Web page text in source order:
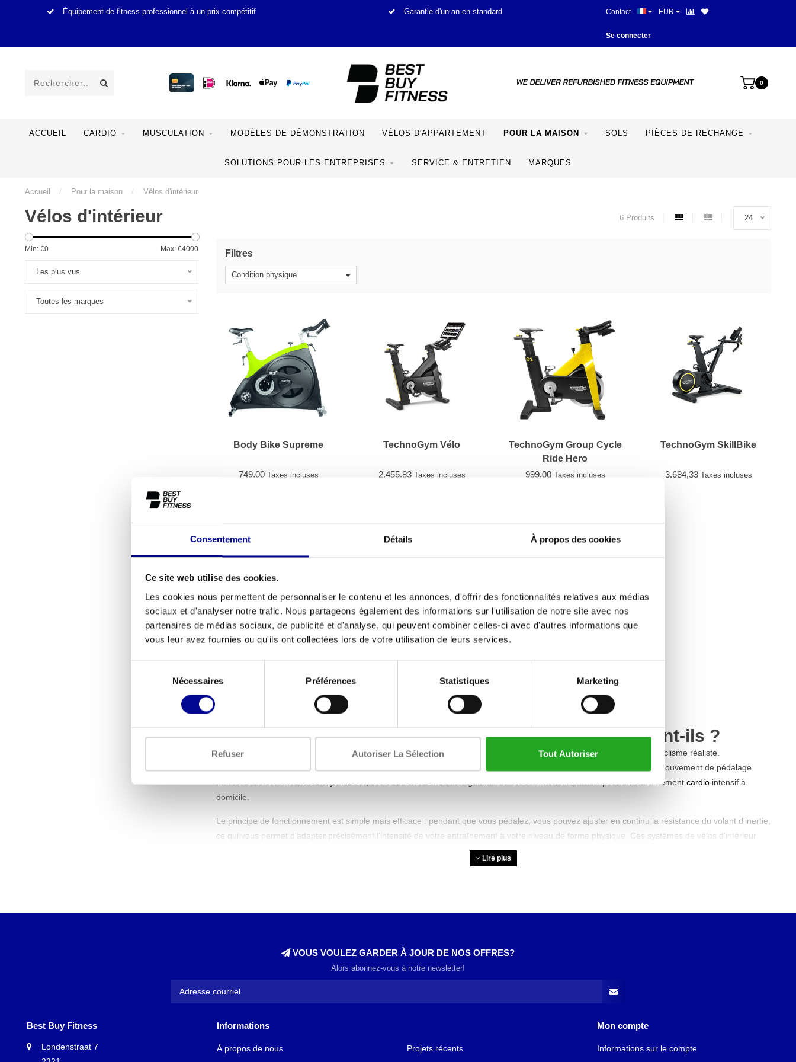
Consentement Détails À propos des cookies
Ce site web utilise des cookies.
Les cookies nous permettent de personnaliser le contenu et les annonces, d'offrir des fonctionnalités relatives aux médias
sociaux et d'analyser notre trafic. Nous partageons également des informations sur l'utilisation de notre site avec nos
partenaires de médias sociaux, de publicité et d'analyse, qui peuvent combiner celles-ci avec d'autres informations que
vous leur avez fournies ou qu'ils ont collectées lors de votre utilisation de leurs services.
consentement
Nécessaires Préférences Statistiques Marketing
Refuser Autoriser La Sélection Tout Autoriser
Équipement de fitness professionnel à un prix compétitif Garantie d'un an en standard Plus de 28 ans d'expérience
Contact EUR
Se connecter
0
ACCUEIL CARDIO MUSCULATION MODÈLES DE DÉMONSTRATION VÉLOS D'APPARTEMENT POUR LA MAISON SOLS PIÈCES DE RECHANGE
SOLUTIONS POUR LES ENTREPRISES SERVICE & ENTRETIEN MARQUES
Accueil / Pour la maison / Vélos d'intérieur
Vélos d'intérieur 6 Produits 24
Min: €0 Max: €4000
Les plus vus
Toutes les marques
Filtres
Condition physique
Body Bike Supreme
749,00 Taxes incluses
TechnoGym Vélo
2.455,83 Taxes incluses
TechnoGym Group Cycle
Ride Hero
999,00 Taxes incluses
TechnoGym SkillBike
3.684,33 Taxes incluses
Dare2Ride dare2ride fuego
1.0 home trainer intelligent
TechnoGym Group Cycle
Que sont les vélos d'intérieur et comment fonctionnent-ils ?
Les vélos d'intérieur sont des vélos stationnaires spécialisés, conçus spécifiquement pour simuler une expérience de cyclisme réaliste.
Contrairement aux vélos d'appartement ordinaires, les vélos d'intérieur utilisent un volant d'inertie lourd qui assure un mouvement de pédalage
naturel et fluide. Chez Best Buy Fitness , vous trouverez une vaste gamme de vélos d'intérieur parfaits pour un entraînement cardio intensif à
domicile.
Le principe de fonctionnement est simple mais efficace : pendant que vous pédalez, vous pouvez ajuster en continu la résistance du volant d'inertie,
ce qui vous permet d'adapter précisément l'intensité de votre entraînement à votre niveau de forme physique. Ces systèmes de vélos d'intérieur
sont conçus pour permettre différentes formes d'entraînement, des sorties de récupération légères aux simulations d'escalade intensives et aux
intervalles de sprint. Beaucoup de nos modèles professionnels sont équipés d'écrans interactifs qui affichent des images réalistes de parcours
cœur et vos poumons, ce qui est essentiel pour une bonne santé générale et une meilleure endurance.
votre sangle abdominale sont intensément activés à chaque entraînement. En alternant entre le pédalage debout et assis, vous entraînez différents
groupes musculaires et augmentez l'efficacité de votre séance. Un grand avantage est que le cyclisme en salle est une activité à faible impact, ce
qui signifie qu'il sollicite moins vos articulations que la course à pied ou d'autres sports à fort impact.
Pour les personnes souhaitant perdre du poids, un vélo d'intérieur est un excellent investissement. Une séance intensive peut brûler jusqu'à 600
Lire plus
VOUS VOULEZ GARDER À JOUR DE NOS OFFRES?
Alors abonnez-vous à notre newsletter!
Best Buy Fitness
Londenstraat 7
Informations
À propos de nous
Projets récents
Mon compte
Informations sur le compte